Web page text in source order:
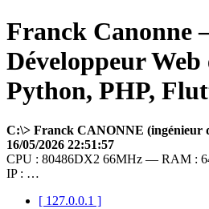
Franck Canonne
Développeur
Python, PHP,
C:\> Franck CANONNE (ingénieur
16/05/2026 22:51:57
CPU : 80486DX2 66MHz — RAM :
IP : …
[ 127.0.0.1 ]